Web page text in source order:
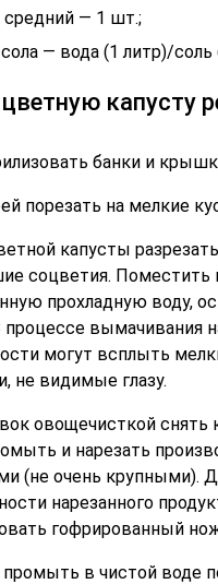
средний — 1 шт.;
— вода (1 литр)/
капусту
банки и
порезать на мелкие
капусты
соцветия. Поместить
прохладную воду,
процессе вымачивания
могут всплыть
не видимые глазу.
овощечисткой снять
и нарезать
(не очень крупными).
нарезанного
гофрированный
промыть в чистой воде